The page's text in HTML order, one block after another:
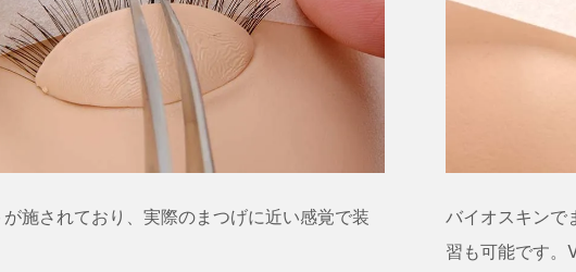
が施されており、実際のまつげに近い感覚で装
バイオスキンで
習も可能です。